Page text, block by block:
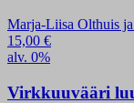
Marja-Liisa Olthuis
15,00 €
alv. 0%
Virkkuuvääri